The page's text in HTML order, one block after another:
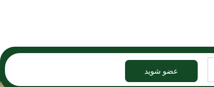
عضو شوید
در ارائه خدمات و محصولات بهترین باشیم